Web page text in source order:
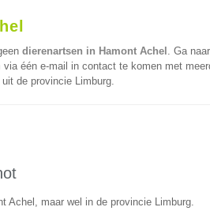
dierenartsen in Hamont Achel . Ga naar
één e-mail in contact te komen met
de provincie Limburg.
Achel, maar wel in de provincie Limburg.